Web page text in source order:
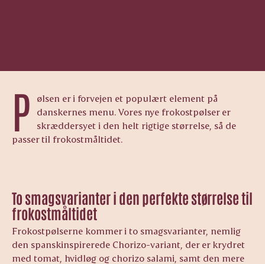
P
ølsen er i forvejen et populært element på
danskernes menu. Vores nye frokostpølser er
skræddersyet i den helt rigtige størrelse, så de
passer til frokostmåltidet.
To smagsvarianter i den perfekte størrelse til
frokostmåltidet
Frokostpølserne kommer i to smagsvarianter, nemlig
den spanskinspirerede Chorizo-variant, der er krydret
med tomat, hvidløg og chorizo salami, samt den mere